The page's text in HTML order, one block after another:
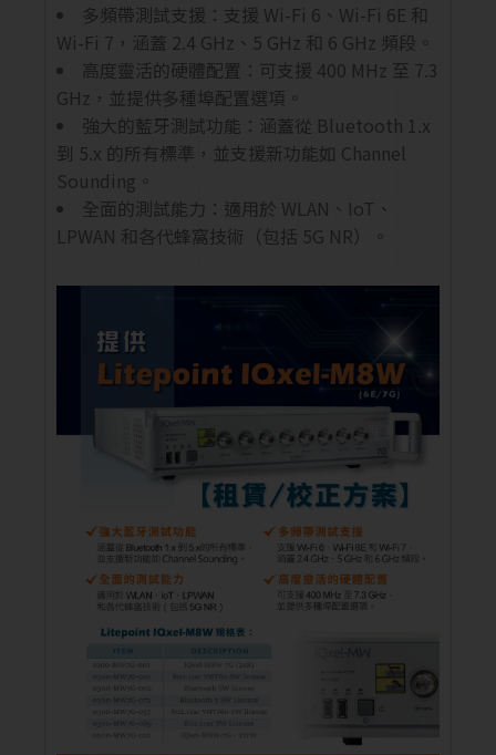
多頻帶測試支援：支援 Wi-Fi 6、Wi-Fi 6E 和
Wi-Fi 7，涵蓋 2.4 GHz、5 GHz 和 6 GHz 頻段。
高度靈活的硬體配置：可支援 400 MHz 至 7.3
GHz，並提供多種埠配置選項。
強大的藍牙測試功能：涵蓋從 Bluetooth 1.x
到 5.x 的所有標準，並支援新功能如 Channel
Sounding。
全面的測試能力：適用於 WLAN、IoT、
LPWAN 和各代蜂窩技術（包括 5G NR）。